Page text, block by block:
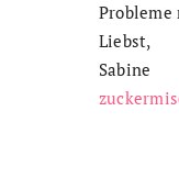
Liebst,
Sabine